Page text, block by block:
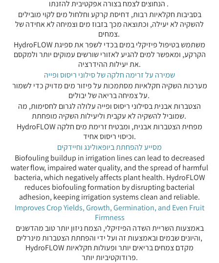
הנחוצים לצמח בצורה אפקטיבית להזנתו .
בסביבות חקלאיות רבות, דחיסת קרקע וחלחול מים לקוי מובילים
להשקיה לא יעילה, וכתוצאה מכך בזבוז מים וצמיחה לא אחידה של
צמחים.
HydroFLOW משתמש בטיפול פיזיקלי במים בכדי לשפר את ספיגת
הקרקע, ומאפשר למים להגיע לאזורי שורשים עמוקים יותר ולמקסם
את יעילות ההידרציה.
שמירה על זרימה חלקה של סילוני ריסוס ופייה
מערכות השקיה חקלאיות מסתמכות על פיזור מים מדויק כדי לשמור
על צמיחה בריאה של יבולים.
הצטברות אבנית בסילוני ריסוס ופייה עלולה לגרום לחסימות, מה
שמוביל להשקיה לא עקבית וליעילות השקיה מופחתת.
HydroFLOW מפחית הצטברות אבנית, ומבטיח זרימת מים חלקה
וכיסוי ריסוס אחיד.
מסייע להפחתת ביופאולינג וחיידקים
Biofouling buildup in irrigation lines can lead to decreased
water flow, impaired water quality, and the spread of harmful
bacteria, which negatively affects plant health. HydroFLOW
reduces biofouling formation by disrupting bacterial
adhesion, keeping irrigation systems clean and reliable.
Improves Crop Yields, Growth, Germination, and Even Fruit
Firmness
באמצעות השריית השדה הפיזיקלי, הצמח ניזון יותר טוב מהדשנים
והיונים שבמים ובאמצעות זה ועל ידי והפחתת הצטברות מינרלים,
HydroFLOW מקדם צמחים בריאים יותר ופעולות חקלאיות
פרודוקטיביות יותר.